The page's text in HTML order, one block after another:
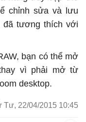
chỉnh sửa và lưu
đã tương thích với
bạn có thể mở
vì phải mở từ
desktop.
Tư, 22/04/2015 10:45